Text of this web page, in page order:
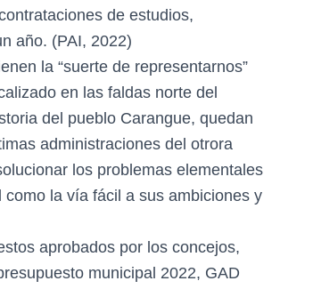
de estudios,
año. (PAI, 2022)
la “suerte de representarnos”
en las faldas norte del
del pueblo Carangue, quedan
administraciones del otrora
los problemas elementales
la vía fácil a sus ambiciones y
aprobados por los concejos,
municipal 2022, GAD